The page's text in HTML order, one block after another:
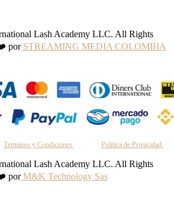
Lash Academy LLC. All Rights
porSTREAMING MEDIA COLOMBIA
Términos y Condiciones Política de Privacidad
Lash Academy LLC. All Rights
porM&K Technology Sas